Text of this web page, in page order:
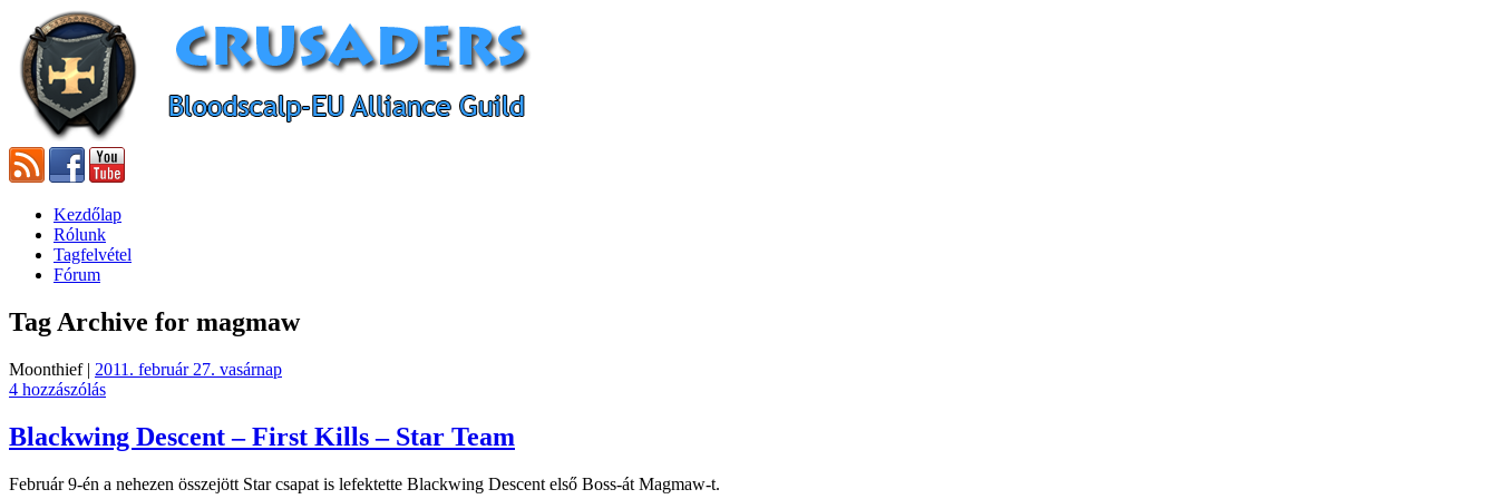
Kezdőlap
Rólunk
Tagfelvétel
Fórum
Tag Archive for magmaw
Moonthief | 2011. február 27. vasárnap
4 hozzászólás
Blackwing Descent – First Kills – Star Team
Február 9-én a nehezen összejött Star csapat is lefektette Blackwing Descent első Boss-át Magmaw-t.